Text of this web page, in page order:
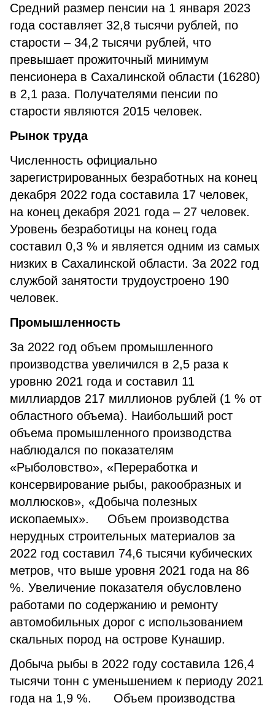
Средний размер пенсии на 1 января 2023
года составляет 32,8 тысячи рублей, по
старости – 34,2 тысячи рублей, что
превышает прожиточный минимум
пенсионера в Сахалинской области (16280)
в 2,1 раза. Получателями пенсии по
старости являются 2015 человек.
Рынок труда
Численность официально
зарегистрированных безработных на конец
декабря 2022 года составила 17 человек,
на конец декабря 2021 года – 27 человек.
Уровень безработицы на конец года
составил 0,3 % и является одним из самых
низких в Сахалинской области. За 2022 год
службой занятости трудоустроено 190
человек.
Промышленность
За 2022 год объем промышленного
производства увеличился в 2,5 раза к
уровню 2021 года и составил 11
миллиардов 217 миллионов рублей (1 % от
областного объема). Наибольший рост
объема промышленного производства
наблюдался по показателям
«Рыболовство», «Переработка и
консервирование рыбы, ракообразных и
моллюсков», «Добыча полезных
ископаемых». Объем производства
нерудных строительных материалов за
2022 год составил 74,6 тысячи кубических
метров, что выше уровня 2021 года на 86
%. Увеличение показателя обусловлено
работами по содержанию и ремонту
автомобильных дорог с использованием
скальных пород на острове Кунашир.
Добыча рыбы в 2022 году составила 126,4
тысячи тонн с уменьшением к периоду 2021
года на 1,9 %. Объем производства